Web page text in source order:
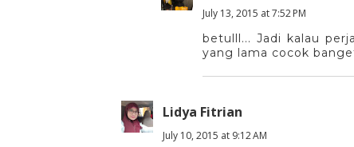
July 13, 2015 at 7:52 PM
betulll... Jadi kalau
yang lama cocok
Lidya Fitrian
July 10, 2015 at 9:12 AM